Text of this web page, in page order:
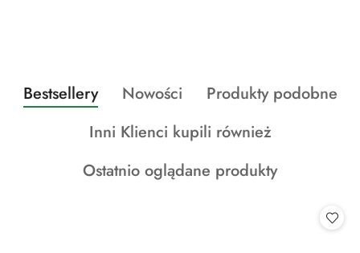
Pomiń karuzelę produktów
Produkty
o
Bestsellery
Produkty
statusie:
Nowości
Produkty
statusie:
Produkty podobne
Produkty
statusie:
Inni Klienci kupili również
Produkty
Ostatnio oglądane produkty